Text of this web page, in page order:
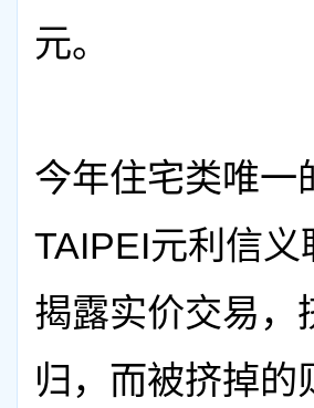
元。
今年住宅类唯一
TAIPEI元利信
揭露实价交易，
归，而被挤掉的